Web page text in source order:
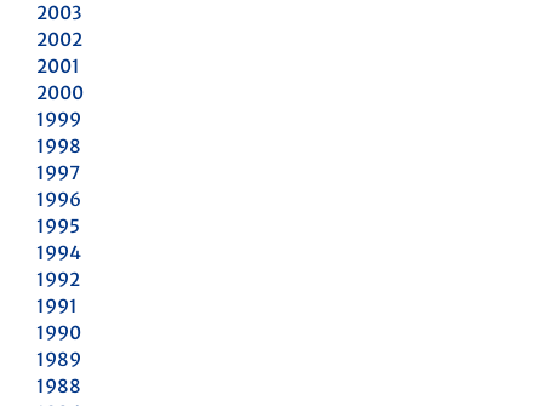
2003
2002
2001
2000
1999
1998
1997
1996
1995
1994
1992
1991
1990
1989
1988